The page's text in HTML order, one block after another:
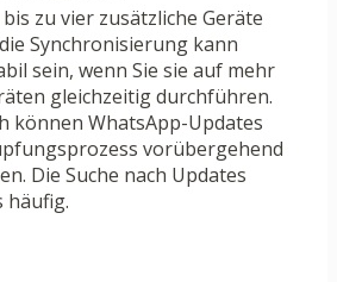
zu vier zusätzliche Geräte
Synchronisierung kann
sein, wenn Sie sie auf mehr
gleichzeitig durchführen.
können WhatsApp-Updates
vorübergehend
Die Suche nach Updates
häufig.